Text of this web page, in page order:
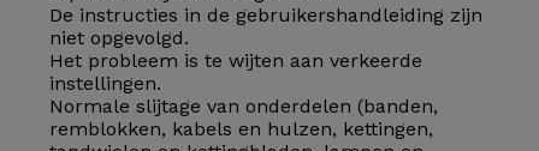
De instructies in de gebruikershandleiding zijn
niet opgevolgd.
Het probleem is te wijten aan verkeerde
instellingen.
Normale slijtage van onderdelen (banden,
remblokken, kabels en hulzen, kettingen,